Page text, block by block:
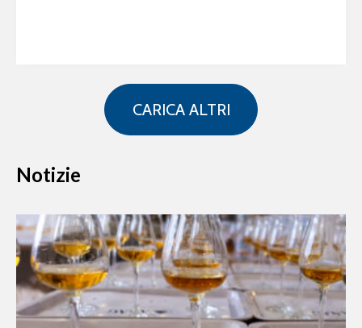
CARICA ALTRI
Notizie